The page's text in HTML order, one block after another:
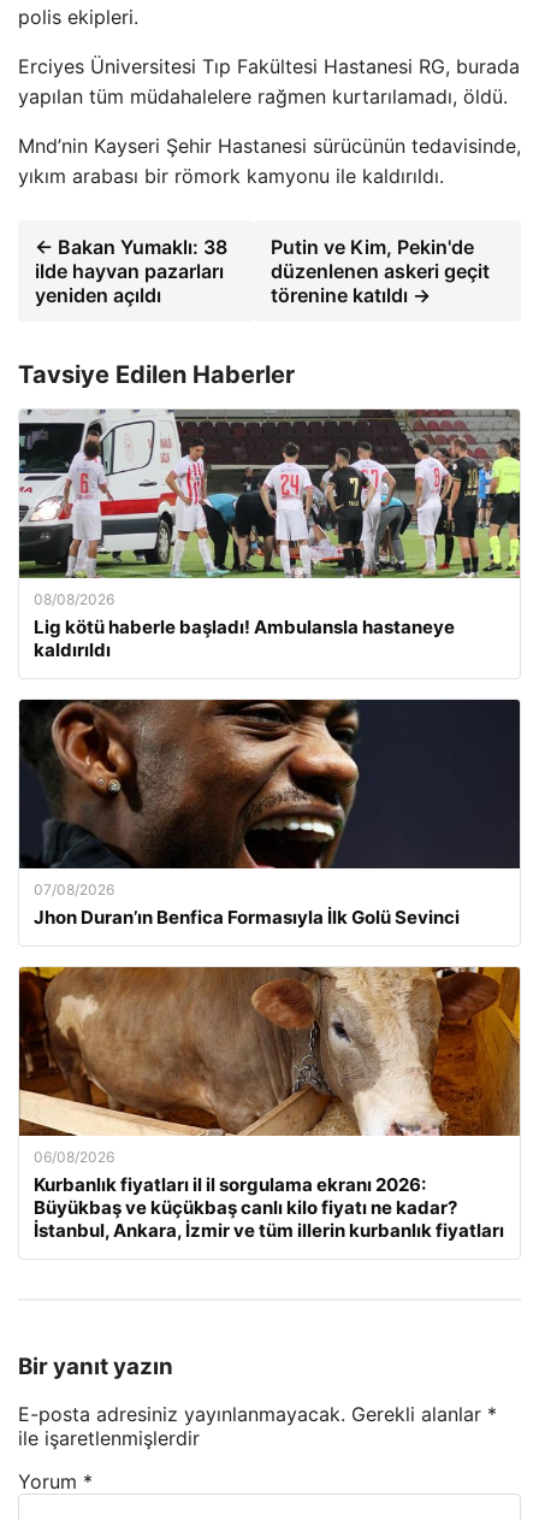
polis ekipleri.
Erciyes Üniversitesi Tıp Fakültesi Hastanesi RG, burada
yapılan tüm müdahalelere rağmen kurtarılamadı, öldü.
Mnd’nin Kayseri Şehir Hastanesi sürücünün tedavisinde,
yıkım arabası bir römork kamyonu ile kaldırıldı.
← Bakan Yumaklı: 38
ilde hayvan pazarları
yeniden açıldı
Putin ve Kim, Pekin'de
düzenlenen askeri geçit
törenine katıldı →
Tavsiye Edilen Haberler
08/08/2026
Lig kötü haberle başladı! Ambulansla hastaneye
kaldırıldı
07/08/2026
Jhon Duran’ın Benfica Formasıyla İlk Golü Sevinci
06/08/2026
Kurbanlık fiyatları il il sorgulama ekranı 2026:
Büyükbaş ve küçükbaş canlı kilo fiyatı ne kadar?
İstanbul, Ankara, İzmir ve tüm illerin kurbanlık fiyatları
Bir yanıt yazın
E-posta adresiniz yayınlanmayacak. Gerekli alanlar *
ile işaretlenmişlerdir
Yorum *